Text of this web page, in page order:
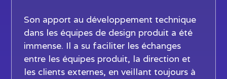
Son apport au développement technique
dans les équipes de design produit a été
immense. Il a su faciliter les échanges
entre les équipes produit, la direction et
les clients externes, en veillant toujours à